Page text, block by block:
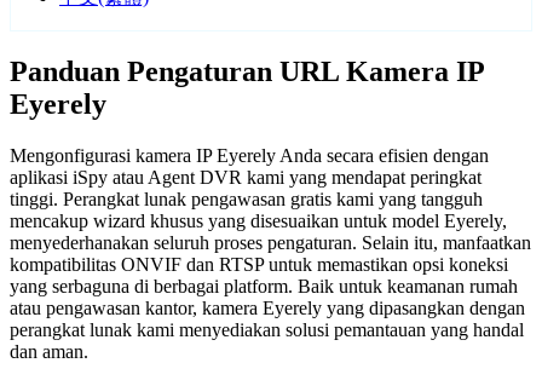
Panduan Pengaturan URL Kamera IP
Eyerely
Mengonfigurasi kamera IP Eyerely Anda secara efisien dengan
aplikasi iSpy atau Agent DVR kami yang mendapat peringkat
tinggi. Perangkat lunak pengawasan gratis kami yang tangguh
mencakup wizard khusus yang disesuaikan untuk model Eyerely,
menyederhanakan seluruh proses pengaturan. Selain itu, manfaatkan
kompatibilitas ONVIF dan RTSP untuk memastikan opsi koneksi
yang serbaguna di berbagai platform. Baik untuk keamanan rumah
atau pengawasan kantor, kamera Eyerely yang dipasangkan dengan
perangkat lunak kami menyediakan solusi pemantauan yang handal
dan aman.